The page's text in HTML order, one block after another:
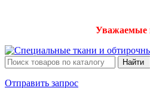
Уважаемые
Найти
Отправить запрос